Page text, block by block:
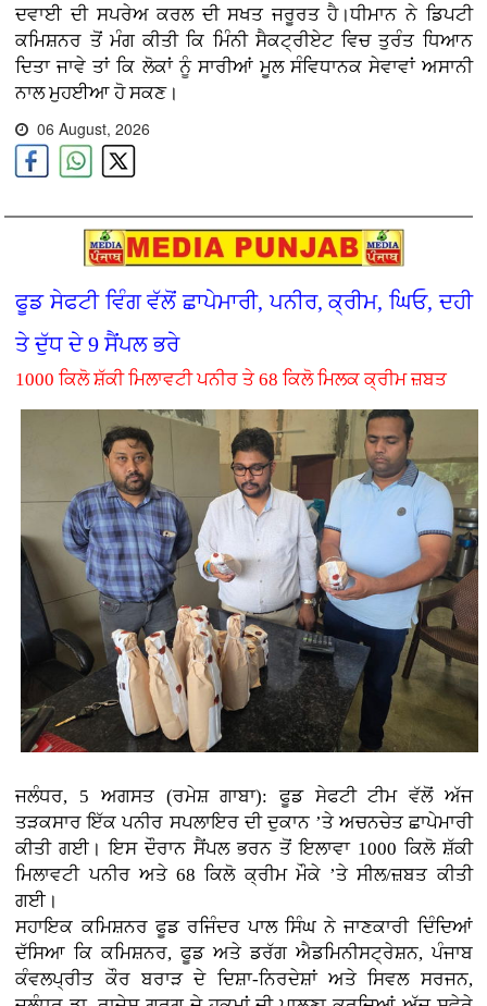
ਦਵਾਈ ਦੀ ਸਪਰੇਅ ਕਰਲ ਦੀ ਸਖਤ ਜਰੂਰਤ ਹੈ।ਧੀਮਾਨ ਨੇ ਡਿਪਟੀ
ਕਮਿਸ਼ਨਰ ਤੋਂ ਮੰਗ ਕੀਤੀ ਕਿ ਮਿੰਨੀ ਸੈਕਟ੍ਰੀਏਟ ਵਿਚ ਤੁਰੰਤ ਧਿਆਨ
ਦਿਤਾ ਜਾਵੇ ਤਾਂ ਕਿ ਲੋਕਾਂ ਨੂੰ ਸਾਰੀਆਂ ਮੂਲ ਸੰਵਿਧਾਨਕ ਸੇਵਾਵਾਂ ਅਸਾਨੀ
ਨਾਲ ਮੁਹਈਆ ਹੋ ਸਕਣ।
06 August, 2026
ਫੂਡ ਸੇਫਟੀ ਵਿੰਗ ਵੱਲੋਂ ਛਾਪੇਮਾਰੀ, ਪਨੀਰ, ਕ੍ਰੀਮ, ਘਿਓ, ਦਹੀ
ਤੇ ਦੁੱਧ ਦੇ 9 ਸੈਂਪਲ ਭਰੇ
1000 ਕਿਲੋ ਸ਼ੱਕੀ ਮਿਲਾਵਟੀ ਪਨੀਰ ਤੇ 68 ਕਿਲੋ ਮਿਲਕ ਕ੍ਰੀਮ ਜ਼ਬਤ
ਜਲੰਧਰ, 5 ਅਗਸਤ (ਰਮੇਸ਼ ਗਾਬਾ): ਫੂਡ ਸੇਫਟੀ ਟੀਮ ਵੱਲੋਂ ਅੱਜ
ਤੜਕਸਾਰ ਇੱਕ ਪਨੀਰ ਸਪਲਾਇਰ ਦੀ ਦੁਕਾਨ ’ਤੇ ਅਚਨਚੇਤ ਛਾਪੇਮਾਰੀ
ਕੀਤੀ ਗਈ। ਇਸ ਦੌਰਾਨ ਸੈਂਪਲ ਭਰਨ ਤੋਂ ਇਲਾਵਾ 1000 ਕਿਲੋ ਸ਼ੱਕੀ
ਮਿਲਾਵਟੀ ਪਨੀਰ ਅਤੇ 68 ਕਿਲੋ ਕ੍ਰੀਮ ਮੌਕੇ ’ਤੇ ਸੀਲ/ਜ਼ਬਤ ਕੀਤੀ
ਗਈ।
ਸਹਾਇਕ ਕਮਿਸ਼ਨਰ ਫੂਡ ਰਜਿੰਦਰ ਪਾਲ ਸਿੰਘ ਨੇ ਜਾਣਕਾਰੀ ਦਿੰਦਿਆਂ
ਦੱਸਿਆ ਕਿ ਕਮਿਸ਼ਨਰ, ਫੂਡ ਅਤੇ ਡਰੱਗ ਐਡਮਿਨੀਸਟ੍ਰੇਸ਼ਨ, ਪੰਜਾਬ
ਕੰਵਲਪ੍ਰੀਤ ਕੌਰ ਬਰਾੜ ਦੇ ਦਿਸ਼ਾ-ਨਿਰਦੇਸ਼ਾਂ ਅਤੇ ਸਿਵਲ ਸਰਜਨ,